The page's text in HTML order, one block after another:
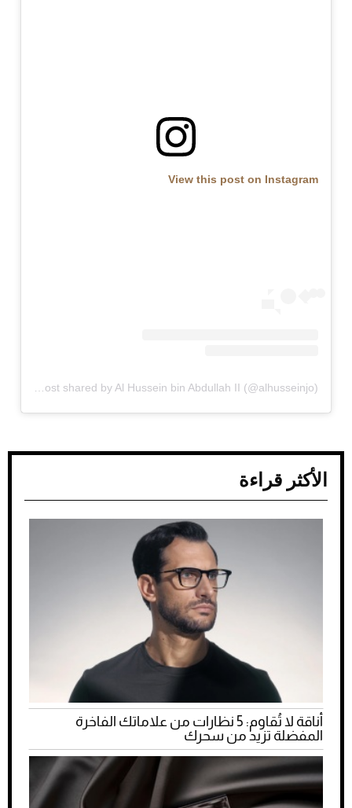
View this post on Instagram
الأكثر قراءة
أناقة لا تُقاوم: 5 نظارات من علاماتك الفاخرة
المفضلة تزيد من سحرك